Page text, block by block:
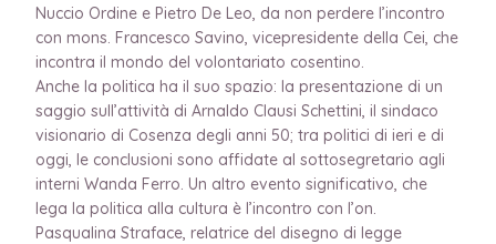
Nuccio Ordine e Pietro De Leo, da non perdere l’incontro
con mons. Francesco Savino, vicepresidente della Cei, che
incontra il mondo del volontariato cosentino.
Anche la politica ha il suo spazio: la presentazione di un
saggio sull’attività di Arnaldo Clausi Schettini, il sindaco
visionario di Cosenza degli anni 50; tra politici di ieri e di
oggi, le conclusioni sono affidate al sottosegretario agli
interni Wanda Ferro. Un altro evento significativo, che
lega la politica alla cultura è l’incontro con l’on.
Pasqualina Straface, relatrice del disegno di legge